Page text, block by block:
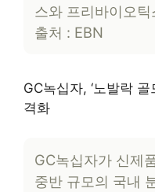
스와 프리바이오
출처 : EBN
GC녹십자, ‘노발락
격화
GC녹십자가 신제
중반 규모의 국내